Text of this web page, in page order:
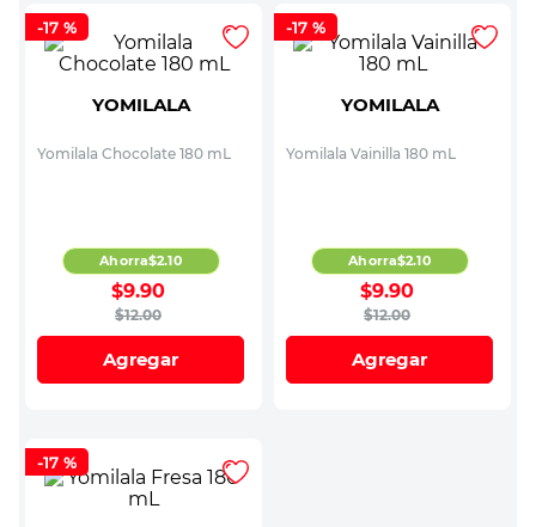
-17 %
YOMILALA
Yomilala Chocolate 180 mL
$12.00
$9.90
Ahorra$2.10
Agregar
-17 %
YOMILALA
Yomilala Vainilla 180 mL
$12.00
$9.90
Ahorra$2.10
Agregar
-17 %